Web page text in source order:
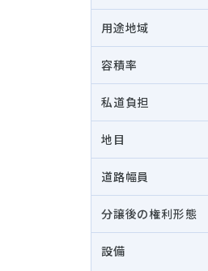
用途地域
容積率
私道負担
地目
道路幅員
分譲後の権利形態
設備